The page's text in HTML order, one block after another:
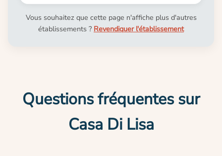
Vous souhaitez que cette page n'affiche plus d'autres
établissements ? Revendiquer l'établissement
Questions fréquentes sur
Casa Di Lisa